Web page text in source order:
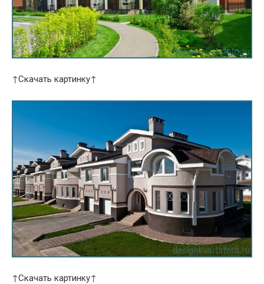
↑Скачать картинку↑
↑Скачать картинку↑